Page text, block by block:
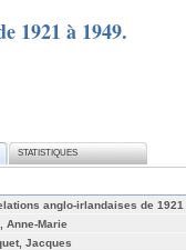
1921 à 1949.
STATISTIQUES
anglo-irlandaises de 1921
Anne-Marie
Jacques